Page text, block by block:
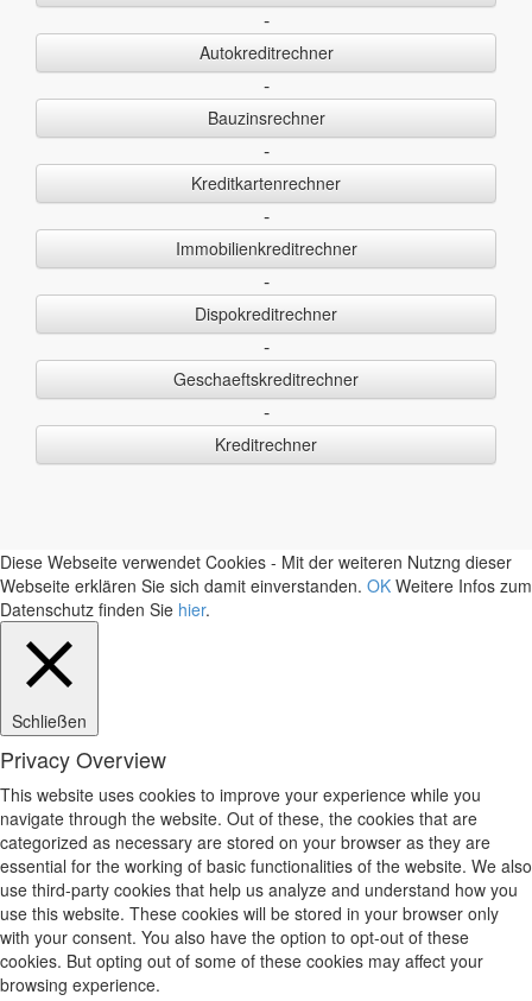
-
Autokreditrechner
-
Bauzinsrechner
-
Kreditkartenrechner
-
Immobilienkreditrechner
-
Dispokreditrechner
-
Geschaeftskreditrechner
-
Kreditrechner
Diese Webseite verwendet Cookies - Mit der weiteren Nutzng dieser
Webseite erklären Sie sich damit einverstanden. OK Weitere Infos zum
Datenschutz finden Sie hier.
Schließen
Privacy Overview
This website uses cookies to improve your experience while you
navigate through the website. Out of these, the cookies that are
categorized as necessary are stored on your browser as they are
essential for the working of basic functionalities of the website. We also
use third-party cookies that help us analyze and understand how you
use this website. These cookies will be stored in your browser only
with your consent. You also have the option to opt-out of these
cookies. But opting out of some of these cookies may affect your
browsing experience.